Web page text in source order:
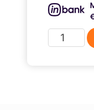
Mercedes
Benz